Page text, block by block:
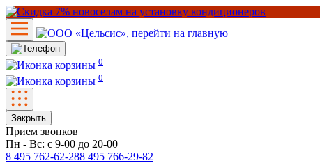
0
0
Закрыть
Прием звонков
Пн - Вс: с 9-00 до 20-00
8 495 762-62-288 495 766-29-82